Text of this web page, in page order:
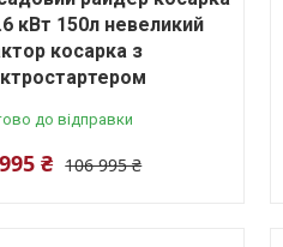
кВт 150л невеликий
косарка з
до відправки
106 995 ₴
₴